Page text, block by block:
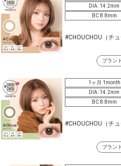
DIA: 14.2mm
BC 8.8mm
#CHOUCHOU（チ
ブラン
1ヶ月 1month
DIA: 14.2mm
BC 8.8mm
#CHOUCHOU（チ
ブラン